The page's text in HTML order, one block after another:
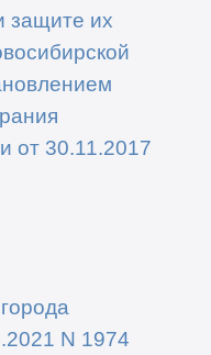
защите их
от 30.11.2017
N 1974